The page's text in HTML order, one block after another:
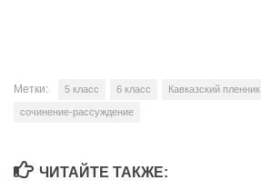
Метки: 5 класс 6 класс Кавказский пленник
сочинение-рассуждение
ЧИТАЙТЕ ТАКЖЕ: